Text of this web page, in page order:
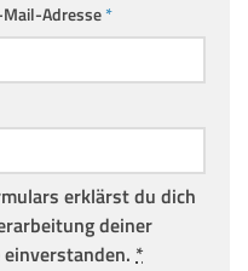
Mail-Adresse*
erklärst du dich
deiner
*